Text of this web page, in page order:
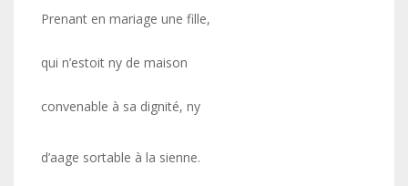
Prenant en mariage une fille,
qui n’estoit ny de maison
convenable à sa dignité, ny
d’aage sortable à la sienne.